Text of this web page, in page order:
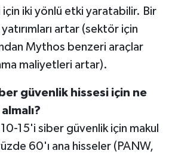
iki yönlü etki yaratabilir. Bir
artar (sektör için
Mythos benzeri araçlar
maliyetleri artar).
güvenlik hissesi için ne
15'i siber güvenlik için makul
60'ı ana hisseler (PANW,